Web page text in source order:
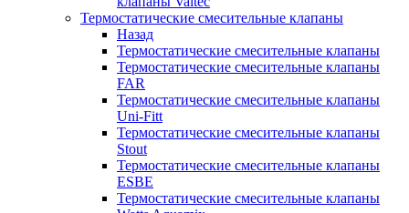
Термостатические смесительные клапаны
Назад
Термостатические смесительные клапаны
Термостатические смесительные клапаны
FAR
Термостатические смесительные клапаны
Uni-Fitt
Термостатические смесительные клапаны
Stout
Термостатические смесительные клапаны
ESBE
Термостатические смесительные клапаны